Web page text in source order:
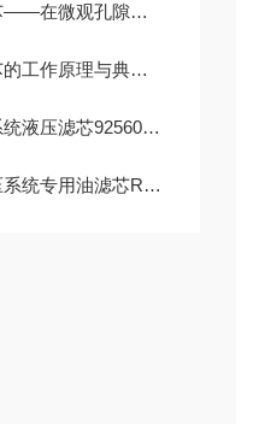
中捍卫液压系统的“血液纯净”
原理与典型应用解析
芯925602Q高效滤油参数
用油滤芯R928005927性能